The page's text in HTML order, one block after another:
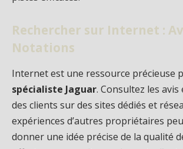
Rechercher sur Internet :
Notations
Internet est une ressource précieuse
spécialiste Jaguar. Consultez les
des clients sur des sites dédiés et
expériences d’autres propriétaires
donner une idée précise de la qualité